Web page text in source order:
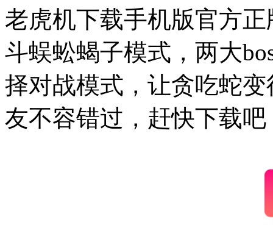
老虎机下载手机版官方
斗蜈蚣蝎子模式，两大
择对战模式，让贪吃蛇
友不容错过，赶快下载吧